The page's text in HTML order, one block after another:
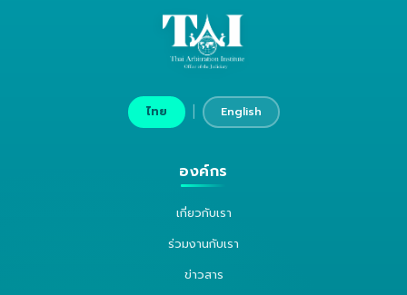
ไทย | English
องค์กร
เกี่ยวกับเรา
ร่วมงานกับเรา
ข่าวสาร